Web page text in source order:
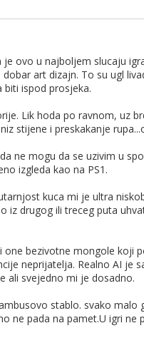
vise raditi u igri.
nesto je duzi malo cini mi
od straw hat-a.
će dosta dugo trajat s
ovo u najboljem slucaju
art dizajn. To su ugl
biti ispod prosjeka.
Lik hoda po ravnom, uz
stijene i preskakanje
ne mogu da se uzivim u
izgleda kao na PS1.
kuca mi je ultra
drugog ili treceg puta
bezivotne mongole koji
neprijatelja. Realno AI je
ali svejedno mi je dosadno.
stablo. svako malo
ne pada na pamet.U igri ne